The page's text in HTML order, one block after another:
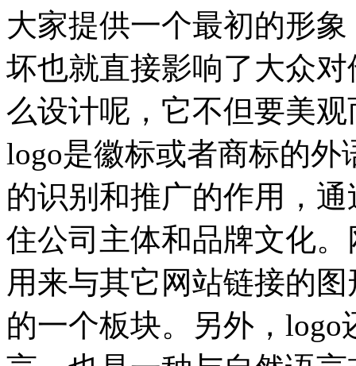
大家提供一个最初的形
坏也就直接影响了大众
么设计呢，它不但要美
logo是徽标或者商标的
的识别和推广的作用，
住公司主体和品牌文化
用来与其它网站链接的
的一个板块。另外，